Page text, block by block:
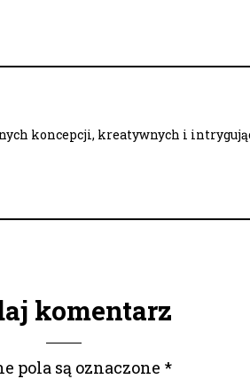
koncepcji, kreatywnych i
komentarz
pola są oznaczone *